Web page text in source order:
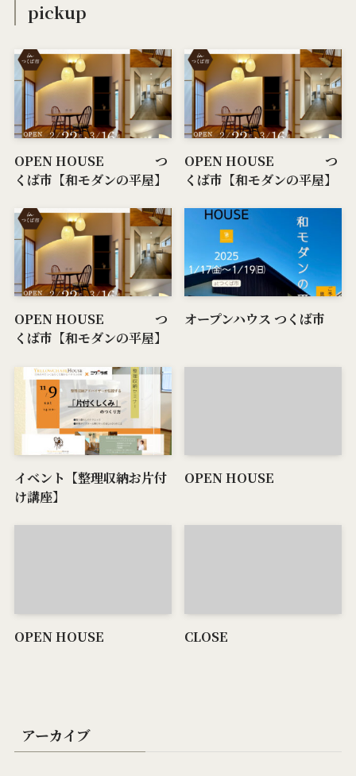
pickup
OPEN HOUSE つ
くば市【和モダンの平屋】
OPEN HOUSE つ
くば市【和モダンの平屋】
OPEN HOUSE つ
くば市【和モダンの平屋】
オープンハウス つくば市
イベント【整理収納お片付
け講座】
OPEN HOUSE
OPEN HOUSE CLOSE
アーカイブ